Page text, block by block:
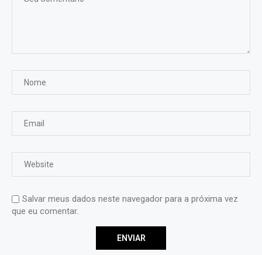
Salvar meus dados neste navegador para a próxima vez
que eu comentar.